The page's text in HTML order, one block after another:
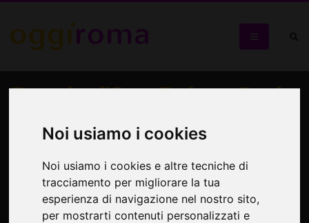
Noi usiamo i cookies
Noi usiamo i cookies e altre tecniche di
tracciamento per migliorare la tua
esperienza di navigazione nel nostro sito,
per mostrarti contenuti personalizzati e
Premio d'Arte Robert Cook
Sé come un altro. La materia e l'identità narrativa degli
alunni di Scuola primaria